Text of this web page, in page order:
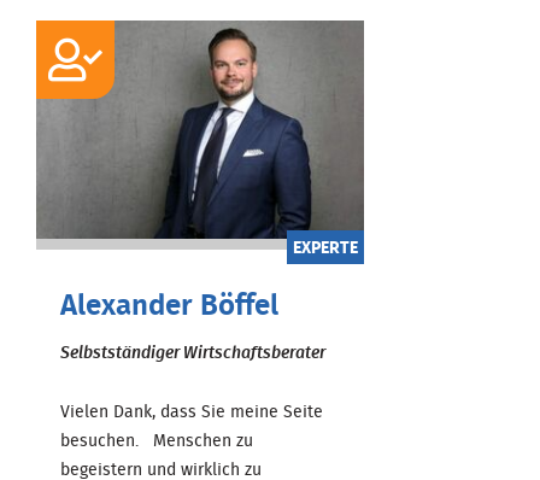
EXPERTE
Alexander Böffel
Selbstständiger Wirtschaftsberater
Vielen Dank, dass Sie meine Seite
besuchen. Menschen zu
begeistern und wirklich zu